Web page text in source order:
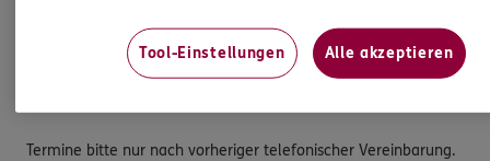
089/904755122
0171/4898808
Termine bitte nur nach vorheriger telefonischer Vereinbarung.
Tool-Einstellungen Alle akzeptieren